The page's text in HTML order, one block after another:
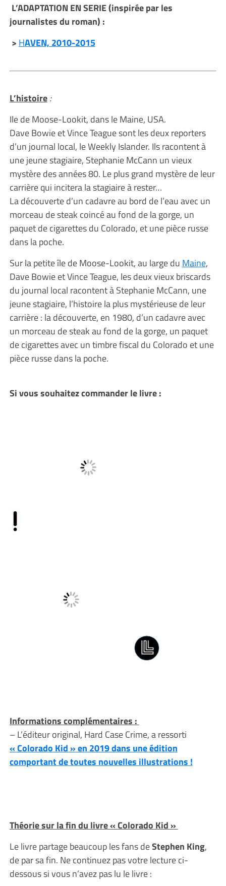
L’ADAPTATION EN SERIE (inspirée par les
journalistes du roman) :
> HAVEN, 2010-2015
L’histoire:
Ile de Moose-Lookit, dans le Maine, USA.
Dave Bowie et Vince Teague sont les deux reporters
d’un journal local, le Weekly Islander. Ils racontent à
une jeune stagiaire, Stephanie McCann un vieux
mystère des années 80. Le plus grand mystère de leur
carrière qui incitera la stagiaire à rester…
La découverte d’un cadavre au bord de l’eau avec un
morceau de steak coincé au fond de la gorge, un
paquet de cigarettes du Colorado, et une pièce russe
dans la poche.
Sur la petite île de Moose-Lookit, au large du Maine,
Dave Bowie et Vince Teague, les deux vieux briscards
du journal local racontent à Stephanie McCann, une
jeune stagiaire, l’histoire la plus mystérieuse de leur
carrière : la découverte, en 1980, d’un cadavre avec
un morceau de steak au fond de la gorge, un paquet
de cigarettes avec un timbre fiscal du Colorado et une
pièce russe dans la poche.
Si vous souhaitez commander le livre :
Informations complémentaires :
– L’éditeur original, Hard Case Crime, a ressorti
« Colorado Kid » en 2019 dans une édition
comportant de toutes nouvelles illustrations !
Théorie sur la fin du livre « Colorado Kid »
Le livre partage beaucoup les fans deStephen King,
de par sa fin. Ne continuez pas votre lecture ci-
dessous si vous n’avez pas lu le livre :